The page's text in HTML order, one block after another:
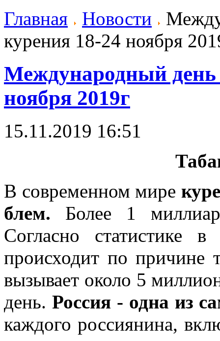
Главная
Новости
курения 18-24 ноября
Международный день
ноября 2019г
15.11.2019 16:51
В современном мире
блем. Более 1
Согласно статистике
происходит по причи­не
вызывает около 5
день. Россия - одна из
каждого россиянина,